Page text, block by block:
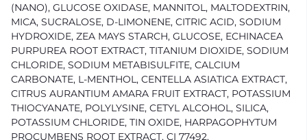
(NANO), GLUCOSE OXIDASE, MANNITOL, MALTODEXTRIN,
MICA, SUCRALOSE, D-LIMONENE, CITRIC ACID, SODIUM
HYDROXIDE, ZEA MAYS STARCH, GLUCOSE, ECHINACEA
PURPUREA ROOT EXTRACT, TITANIUM DIOXIDE, SODIUM
CHLORIDE, SODIUM METABISULFITE, CALCIUM
CARBONATE, L-MENTHOL, CENTELLA ASIATICA EXTRACT,
CITRUS AURANTIUM AMARA FRUIT EXTRACT, POTASSIUM
THIOCYANATE, POLYLYSINE, CETYL ALCOHOL, SILICA,
POTASSIUM CHLORIDE, TIN OXIDE, HARPAGOPHYTUM
PROCUMBENS ROOT EXTRACT, CI 77492.